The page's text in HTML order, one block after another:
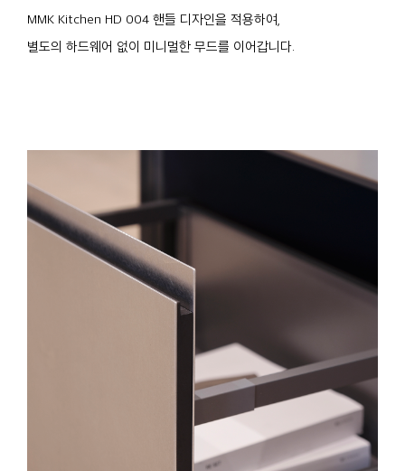
MMK Kitchen HD 004 핸들 디자인을 적용하여,
별도의 하드웨어 없이 미니멀한 무드를 이어갑니다.